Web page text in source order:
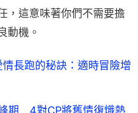
，這意味著你們不需要擔
動機。
長跑的秘訣：適時冒險增
期 4對CP將舊情復熾熱